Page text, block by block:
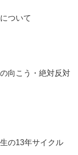
ついて
向こう・絶対反対
の13年サイクル